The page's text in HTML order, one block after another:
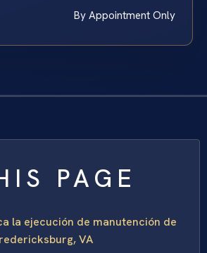
By Appointment Only
PAGE
la ejecución de manutención de
VA